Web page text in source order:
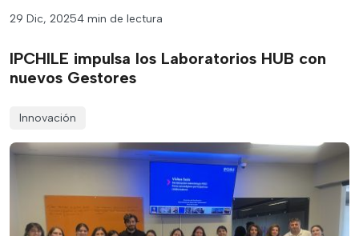
29 Dic, 20254 min de lectura
IPCHILE impulsa los Laboratorios HUB con
nuevos Gestores
Innovación